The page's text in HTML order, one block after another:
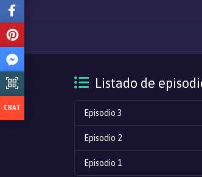
Listado de
Episodio 3
Episodio 2
Episodio 1